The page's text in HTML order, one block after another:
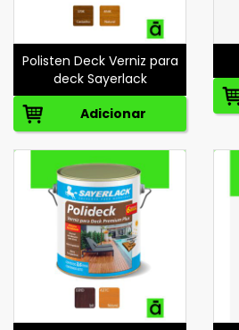
Polisten Deck Verniz para
deck Sayerlack
Adicionar